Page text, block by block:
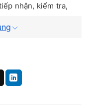
nhận, kiểm tra,
trình sửa chữa.
TÍNH UY